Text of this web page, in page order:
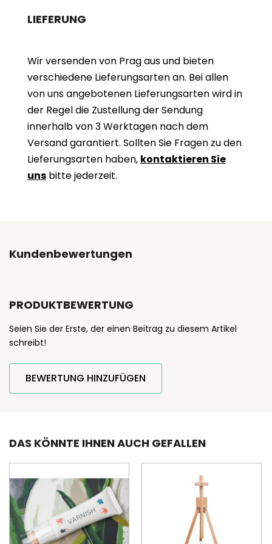
LIEFERUNG
Wir versenden von Prag aus und bieten
verschiedene Lieferungsarten an. Bei allen
von uns angebotenen Lieferungsarten wird in
der Regel die Zustellung der Sendung
innerhalb von 3 Werktagen nach dem
Versand garantiert. Sollten Sie Fragen zu den
Lieferungsarten haben, kontaktieren Sie
uns bitte jederzeit.
Kundenbewertungen
PRODUKTBEWERTUNG
Seien Sie der Erste, der einen Beitrag zu diesem Artikel
schreibt!
BEWERTUNG HINZUFÜGEN
DAS KÖNNTE IHNEN AUCH GEFALLEN